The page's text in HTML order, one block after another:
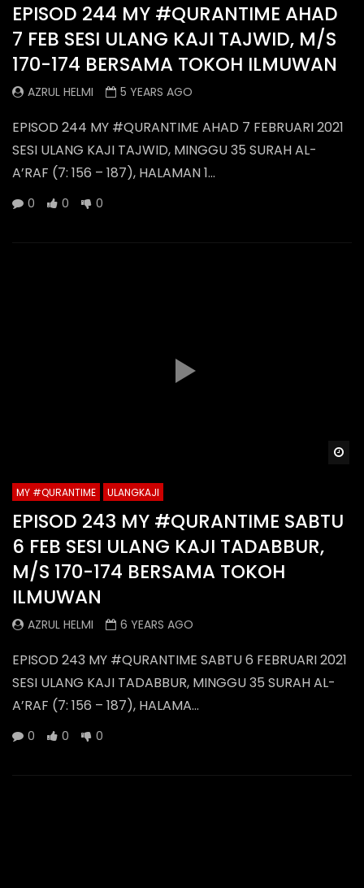
EPISOD 244 MY #QURANTIME AHAD
7 FEB SESI ULANG KAJI TAJWID, M/S
170-174 BERSAMA TOKOH ILMUWAN
AZRUL HELMI 5 YEARS AGO
EPISOD 244 MY #QURANTIME AHAD 7 FEBRUARI 2021
SESI ULANG KAJI TAJWID, MINGGU 35 SURAH AL-
A’RAF (7: 156 – 187), HALAMAN 1...
0 0 0
MY #QURANTIME ULANGKAJI
EPISOD 243 MY #QURANTIME SABTU
6 FEB SESI ULANG KAJI TADABBUR,
M/S 170-174 BERSAMA TOKOH
ILMUWAN
AZRUL HELMI 6 YEARS AGO
EPISOD 243 MY #QURANTIME SABTU 6 FEBRUARI 2021
SESI ULANG KAJI TADABBUR, MINGGU 35 SURAH AL-
A’RAF (7: 156 – 187), HALAMA...
0 0 0